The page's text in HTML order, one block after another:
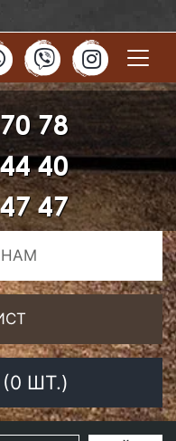
78
40
47
НАМ
ШТ.)